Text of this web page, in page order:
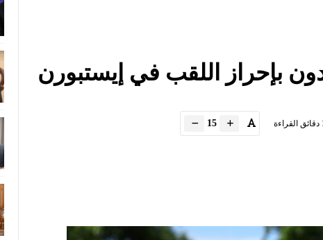
بإحراز اللقب في إيستبورن
دقائق القراءة 15